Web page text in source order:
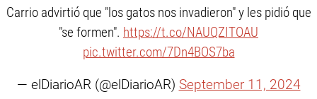
Carrio advirtió que "los gatos nos invadieron" y les pidió que
"se formen". https://t.co/NAUQZITOAU
pic.twitter.com/7Dn4BOS7ba
— elDiarioAR (@elDiarioAR) September 11, 2024